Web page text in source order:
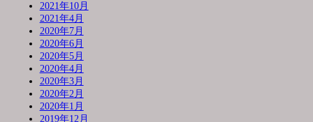
2021年10月
2021年4月
2020年7月
2020年6月
2020年5月
2020年4月
2020年3月
2020年2月
2020年1月
2019年12月